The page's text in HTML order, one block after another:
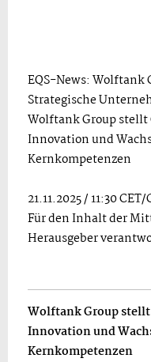
EQS-News: Wolftank
Strategische
Wolftank Group stellt
Innovation und
Kernkompetenzen
21.11.2025 / 11:30 CET/
Für den Inhalt der
Herausgeber
Wolftank Group
Innovation und
Kernkompetenzen